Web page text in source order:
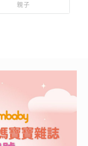
切記不要「這六個
親子